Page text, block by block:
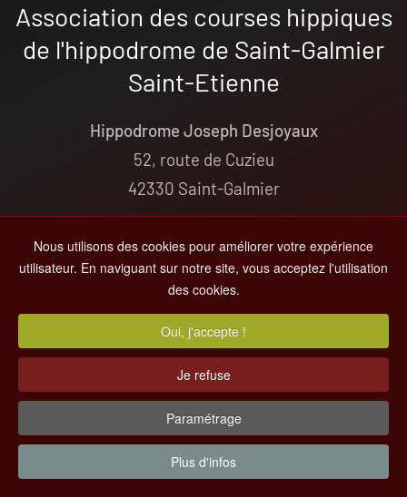
Nous utilisons des cookies pour améliorer votre expérience
utilisateur. En naviguant sur notre site, vous acceptez l'utilisation
des cookies.
Oui, j'accepte !
Je refuse
Paramétrage
Plus d'infos
Association des courses hippiques
de l'hippodrome de Saint-Galmier
Saint-Etienne
Hippodrome Joseph Desjoyaux
52, route de Cuzieu
42330 Saint-Galmier
+33(0)4 77 54 04 68
contact@hippodrome-saint-galmier.fr
Hippodrome de St-Galmier
Tous droits réservés -Informations Légales- ParMC&C